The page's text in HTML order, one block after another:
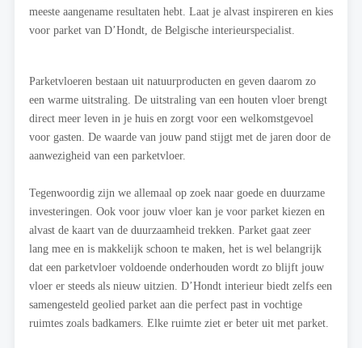
meeste aangename resultaten hebt. Laat je alvast inspireren en kies
voor parket van D’Hondt, de Belgische interieurspecialist.
Parketvloeren bestaan uit natuurproducten en geven daarom zo
een warme uitstraling. De uitstraling van een houten vloer brengt
direct meer leven in je huis en zorgt voor een welkomstgevoel
voor gasten. De waarde van jouw pand stijgt met de jaren door de
aanwezigheid van een parketvloer.
Tegenwoordig zijn we allemaal op zoek naar goede en duurzame
investeringen. Ook voor jouw vloer kan je voor parket kiezen en
alvast de kaart van de duurzaamheid trekken. Parket gaat zeer
lang mee en is makkelijk schoon te maken, het is wel belangrijk
dat een parketvloer voldoende onderhouden wordt zo blijft jouw
vloer er steeds als nieuw uitzien. D’Hondt interieur biedt zelfs een
samengesteld geolied parket aan die perfect past in vochtige
ruimtes zoals badkamers. Elke ruimte ziet er beter uit met parket.